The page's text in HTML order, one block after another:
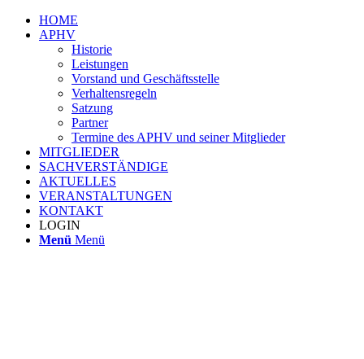
HOME
APHV
Historie
Leistungen
Vorstand und Geschäftsstelle
Verhaltensregeln
Satzung
Partner
Termine des APHV und seiner Mitglieder
MITGLIEDER
SACHVERSTÄNDIGE
AKTUELLES
VERANSTALTUNGEN
KONTAKT
LOGIN
Menü Menü